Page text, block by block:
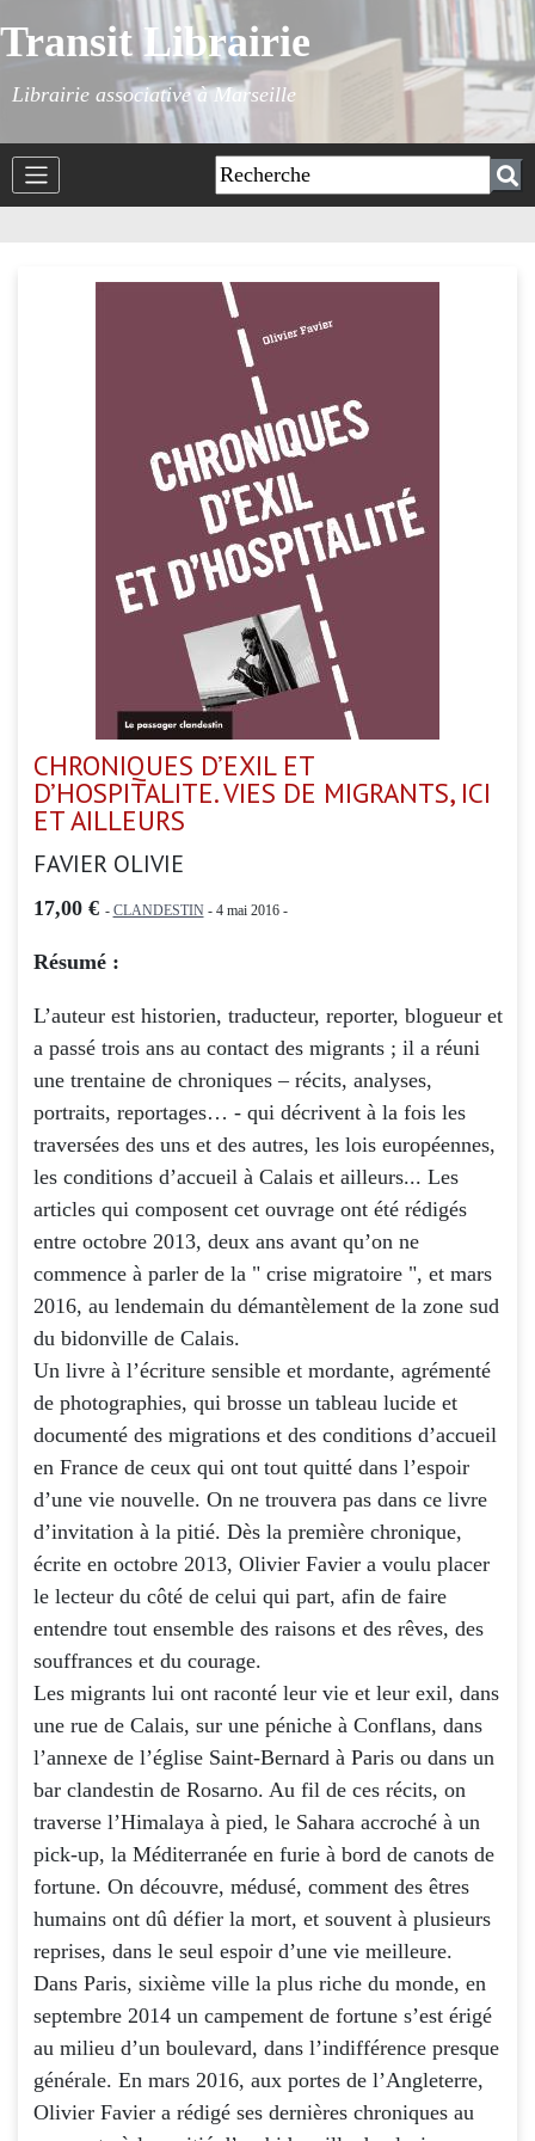
Transit Librairie
Librairie associative à Marseille
CHRONIQUES D’EXIL ET
D’HOSPITALITE. VIES DE MIGRANTS, ICI
ET AILLEURS
FAVIER OLIVIE
17,00 € - CLANDESTIN- 4 mai 2016 -
Résumé :
L’auteur est historien, traducteur, reporter, blogueur et
a passé trois ans au contact des migrants ; il a réuni
une trentaine de chroniques – récits, analyses,
portraits, reportages… - qui décrivent à la fois les
traversées des uns et des autres, les lois européennes,
les conditions d’accueil à Calais et ailleurs... Les
articles qui composent cet ouvrage ont été rédigés
entre octobre 2013, deux ans avant qu’on ne
commence à parler de la " crise migratoire ", et mars
2016, au lendemain du démantèlement de la zone sud
du bidonville de Calais.
Un livre à l’écriture sensible et mordante, agrémenté
de photographies, qui brosse un tableau lucide et
documenté des migrations et des conditions d’accueil
en France de ceux qui ont tout quitté dans l’espoir
d’une vie nouvelle. On ne trouvera pas dans ce livre
d’invitation à la pitié. Dès la première chronique,
écrite en octobre 2013, Olivier Favier a voulu placer
le lecteur du côté de celui qui part, afin de faire
entendre tout ensemble des raisons et des rêves, des
souffrances et du courage.
Les migrants lui ont raconté leur vie et leur exil, dans
une rue de Calais, sur une péniche à Conflans, dans
l’annexe de l’église Saint-Bernard à Paris ou dans un
bar clandestin de Rosarno. Au fil de ces récits, on
traverse l’Himalaya à pied, le Sahara accroché à un
pick-up, la Méditerranée en furie à bord de canots de
fortune. On découvre, médusé, comment des êtres
humains ont dû défier la mort, et souvent à plusieurs
reprises, dans le seul espoir d’une vie meilleure.
Dans Paris, sixième ville la plus riche du monde, en
septembre 2014 un campement de fortune s’est érigé
au milieu d’un boulevard, dans l’indifférence presque
générale. En mars 2016, aux portes de l’Angleterre,
Olivier Favier a rédigé ses dernières chroniques au